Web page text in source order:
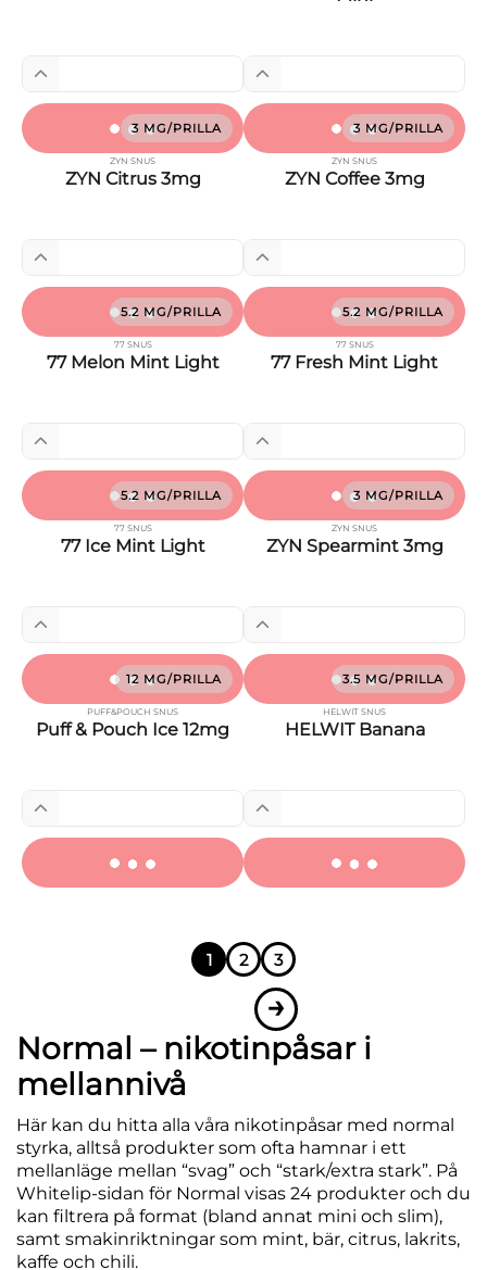
3 MG/PRILLA
ZYN SNUS
ZYN Citrus 3mg
3 MG/PRILLA
ZYN SNUS
ZYN Coffee 3mg
5.2 MG/PRILLA
77 SNUS
77 Melon Mint Light
5.2 MG/PRILLA
77 SNUS
77 Fresh Mint Light
5.2 MG/PRILLA
77 SNUS
77 Ice Mint Light
3 MG/PRILLA
ZYN SNUS
ZYN Spearmint 3mg
12 MG/PRILLA
PUFF&POUCH SNUS
Puff & Pouch Ice 12mg
3.5 MG/PRILLA
HELWIT SNUS
HELWIT Banana
1 2 3
→
Normal – nikotinpåsar i
mellannivå
Här kan du hitta alla våra nikotinpåsar med normal
styrka, alltså produkter som ofta hamnar i ett
mellanläge mellan “svag” och “stark/extra stark”. På
Whitelip-sidan för Normal visas 24 produkter och du
kan filtrera på format (bland annat mini och slim),
samt smakinriktningar som mint, bär, citrus, lakrits,
kaffe och chili.